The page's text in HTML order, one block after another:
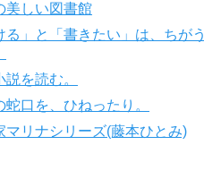
美しい図書館
る」と「書きたい」は、ちがう
説を読む。
蛇口を、ひねったり。
マリナシリーズ(藤本ひとみ)